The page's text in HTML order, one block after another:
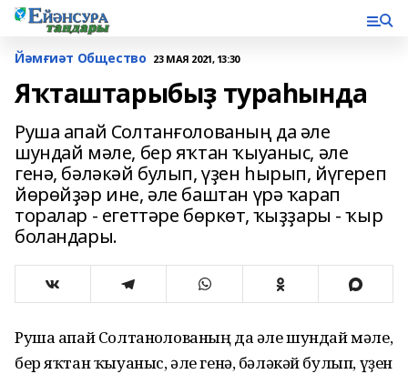
Йәмғиәт Общество 23 МАЯ 2021, 13:30
Яҡташтарыбыҙ тураһында
Руша апай Солтанғолованың да әле
шундай мәле, бер яҡтан ҡыуаныс, әле
генә, бәләкәй булып, үҙен һырып, йүгереп
йөрөйҙәр ине, әле баштан үрә ҡарап
торалар - егеттәре бөркөт, ҡыҙҙары - ҡыр
боландары.
Руша апай Солтанғолованың да әле шундай мәле,
бер яҡтан ҡыуаныс, әле генә, бәләкәй булып, үҙен